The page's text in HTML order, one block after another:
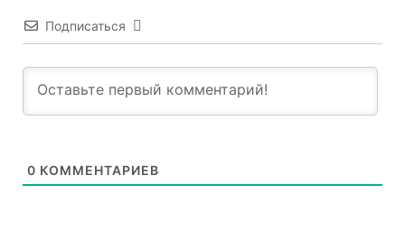
Подписаться
0 КОММЕНТАРИЕВ